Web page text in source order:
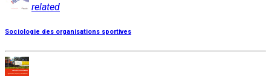
related
Sociologie des organisations sportives